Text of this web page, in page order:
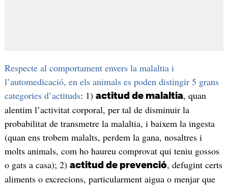
Respecte al comportament envers la malaltia i
l’automedicació, en els animals es poden distingir 5 grans
categories d’actituds: 1) actitud de malaltia, quan
alentim l’activitat corporal, per tal de disminuir la
probabilitat de transmetre la malaltia, i baixem la ingesta
(quan ens trobem malalts, perdem la gana, nosaltres i
molts animals, com ho haureu comprovat qui teniu gossos
o gats a casa); 2) actitud de prevenció, defugint certs
aliments o excrecions, particularment aigua o menjar que